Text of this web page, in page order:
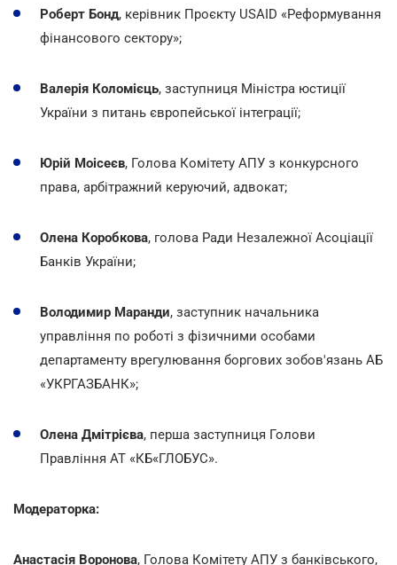
Роберт Бонд, керівник Проєкту USAID «Реформування
фінансового сектору»;
Валерія Коломієць, заступниця Міністра юстиції
України з питань європейської інтеграції;
Юрій Моісеєв, Голова Комітету АПУ з конкурсного
права, арбітражний керуючий, адвокат;
Олена Коробкова, голова Ради Незалежної Асоціації
Банків України;
Володимир Маранди, заступник начальника
управління по роботі з фізичними особами
департаменту врегулювання боргових зобов'язань АБ
«УКРГАЗБАНК»;
Олена Дмітрієва, перша заступниця Голови
Правління АТ «КБ«ГЛОБУС».
Модераторка:
Анастасія Воронова, Голова Комітету АПУ з банківського,